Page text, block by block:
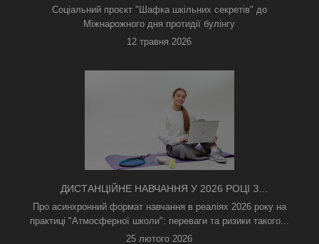
З'ЯВИЛИСЯ В КИЄВІ
Соціальний проєкт "Шафка шкільних секретів" до
Міжнарожного дня протидії булінгу
12 травня 2026
ДИСТАНЦІЙНЕ НАВЧАННЯ У 2026 РОЦІ З
ТРИВОГАМИ ТА БЕЗ СВІТЛА: ЯК АСИНХРОННИЙ
ФОРМАТ РЯТУЄ ОСВІТНІЙ ПРОЦЕС
Про асинхронний формат навчання в реаліях 2026 року на
практиці "Атмосферної школи": переваги та ризики такого...
25 лютого 2026